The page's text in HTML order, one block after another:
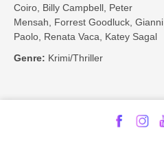
Coiro, Billy Campbell, Peter
Mensah, Forrest Goodluck, Gianni
Paolo, Renata Vaca, Katey Sagal
Genre: Krimi/Thriller